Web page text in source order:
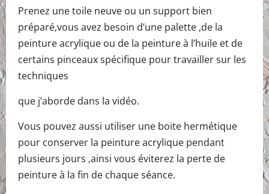
Prenez une toile neuve ou un support bien
préparé,vous avez besoin d’une palette ,de la
peinture acrylique ou de la peinture à l’huile et de
certains pinceaux spécifique pour travailler sur les
techniques
que j’aborde dans la vidéo.
Vous pouvez aussi utiliser une boite hermétique
pour conserver la peinture acrylique pendant
plusieurs jours ,ainsi vous éviterez la perte de
peinture à la fin de chaque séance.